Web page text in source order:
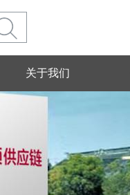
关于我们